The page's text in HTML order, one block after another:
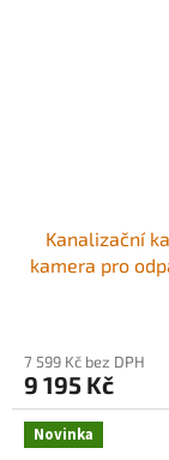
Kanalizační
kamera pro
diod a 16GB
7 599 Kč bez DPH
9 195 Kč
Novinka